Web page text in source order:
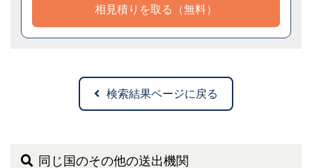
相見積りを取る（無料）
検索結果ページに戻る
同じ国のその他の送出機関